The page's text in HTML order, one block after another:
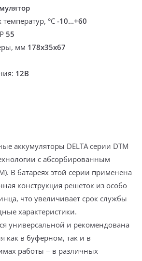
°С -10...+60
55
мм 178х35х67
12В
аккумуляторы DELTA серии DTM
с абсорбированным
В батареях этой серии применена
конструкция решеток из особо
что увеличивает срок службы
характеристики.
универсальной и рекомендована
как в буферном, так и в
работы − в различных